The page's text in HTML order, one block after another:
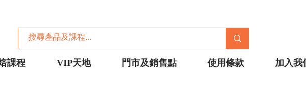
課程 VIP天地 門市及銷售點 使用條款 加入我